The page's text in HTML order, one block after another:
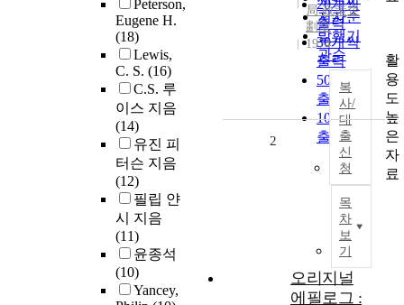
Peterson,
Eugene H.
(18)
Lewis,
C. S. (16)
C.S. 루
이스 지음
(14)
유진 피
터슨 지음
(12)
필립 얀
시 지음
(11)
윤종석
(10)
Yancey,
저자순
발행기
관순
20개씩
출력
30개씩
출력
50개씩
출력
100개씩
출력
局 政策企
劃室
1974
복
사/
대
출
신
청
목
차
보
기
2
오리지널
에필로그 :
활
용
도
높
은
자
료